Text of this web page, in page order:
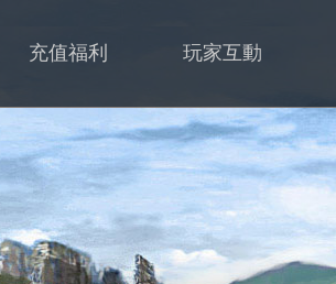
充值福利 玩家互動